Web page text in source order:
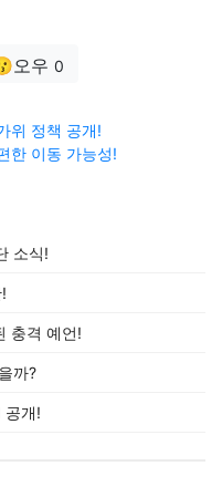
오우 0
위 정책 공개!
한 이동 가능성!
소식!
충격 예언!
까?
공개!